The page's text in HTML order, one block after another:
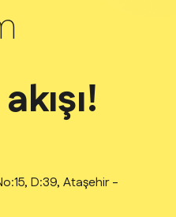
D:39, Ataşehir -